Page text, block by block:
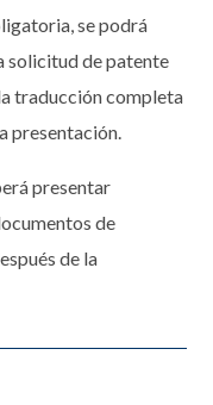
se podrá
solicitud de patente
traducción completa
presentación.
presentar
de
de la